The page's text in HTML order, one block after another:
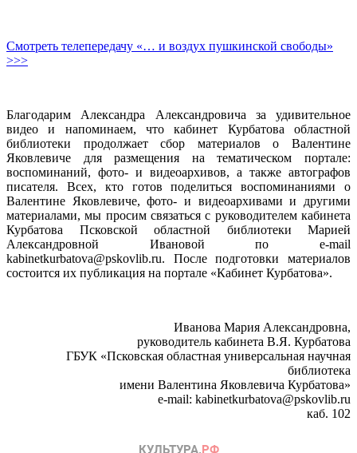
Смотреть телепередачу «… и воздух пушкинской свободы»
>>>
Благодарим Александра Александровича за удивительное
видео и напоминаем, что кабинет Курбатова областной
библиотеки продолжает сбор материалов о Валентине
Яковлевиче для размещения на тематическом портале:
воспоминаний, фото- и видеоархивов, а также автографов
писателя. Всех, кто готов поделиться воспоминаниями о
Валентине Яковлевиче, фото- и видеоархивами и другими
материалами, мы просим связаться с руководителем кабинета
Курбатова Псковской областной библиотеки Марией
Александровной Ивановой по e-mail
kabinetkurbatova@pskovlib.ru. После подготовки материалов
состоится их публикация на портале «Кабинет Курбатова».
Иванова Мария Александровна,
руководитель кабинета В.Я. Курбатова
ГБУК «Псковская областная универсальная научная
библиотека
имени Валентина Яковлевича Курбатова»
e-mail: kabinetkurbatova@pskovlib.ru
каб. 102